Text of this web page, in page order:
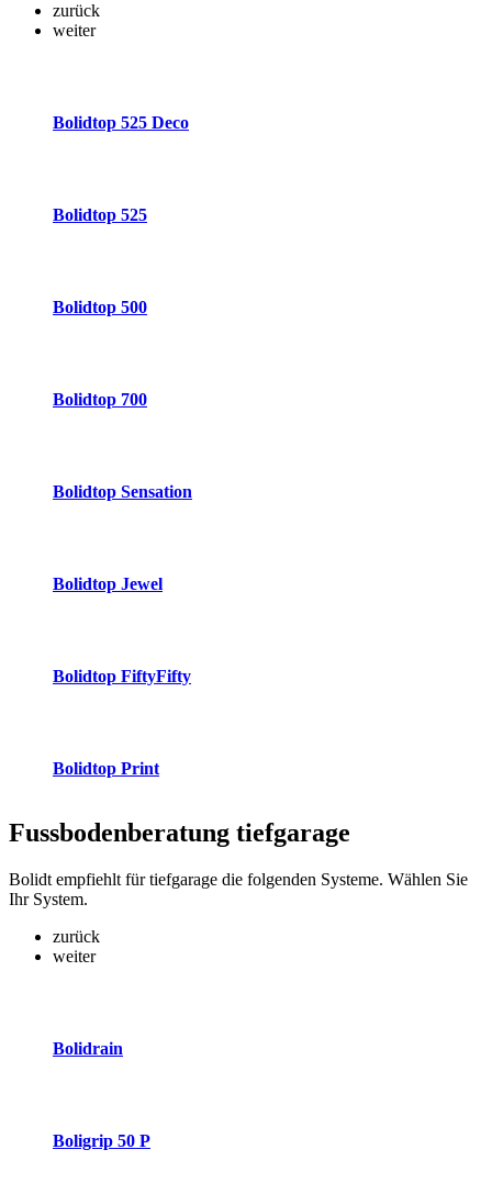
zurück
weiter
Bolidtop 525 Deco
Bolidtop 525
Bolidtop 500
Bolidtop 700
Bolidtop Sensation
Bolidtop Jewel
Bolidtop FiftyFifty
Bolidtop Print
Fussbodenberatung tiefgarage
Bolidt empfiehlt für tiefgarage die folgenden Systeme. Wählen Sie
Ihr System.
zurück
weiter
Bolidrain
Boligrip 50 P